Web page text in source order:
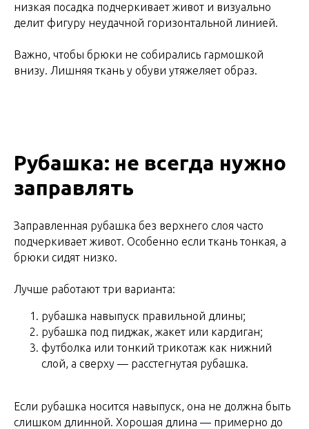
низкая посадка подчеркивает живот и визуально
делит фигуру неудачной горизонтальной линией.
Важно, чтобы брюки не собирались гармошкой
внизу. Лишняя ткань у обуви утяжеляет образ.
Рубашка: не всегда нужно
заправлять
Заправленная рубашка без верхнего слоя часто
подчеркивает живот. Особенно если ткань тонкая, а
брюки сидят низко.
Лучше работают три варианта:
рубашка навыпуск правильной длины;
рубашка под пиджак, жакет или кардиган;
футболка или тонкий трикотаж как нижний
слой, а сверху — расстегнутая рубашка.
Если рубашка носится навыпуск, она не должна быть
слишком длинной. Хорошая длина — примерно до